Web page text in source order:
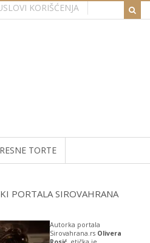
KORIŠĆENJA
TORTE
PORTALA SIROVAHRANA
Autorka portala
Sirovahrana.rs Olivera